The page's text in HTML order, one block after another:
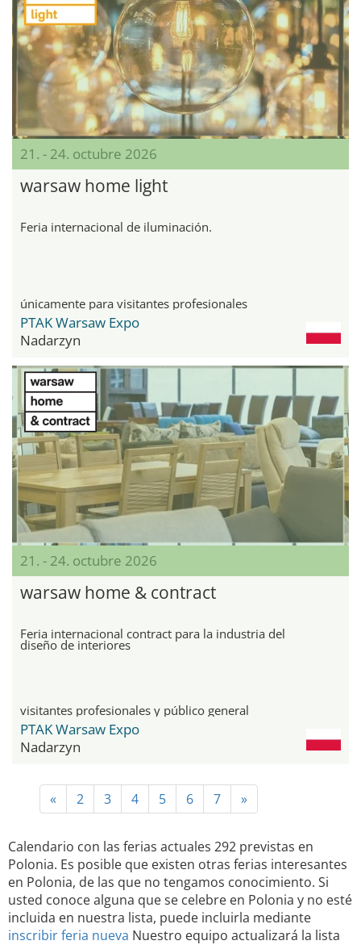
21. - 24. octubre 2026
warsaw home light
Feria internacional de iluminación.
únicamente para visitantes profesionales
PTAK Warsaw Expo
Nadarzyn
21. - 24. octubre 2026
warsaw home & contract
Feria internacional contract para la industria del
diseño de interiores
visitantes profesionales y público general
PTAK Warsaw Expo
Nadarzyn
« 2 3 4 5 6 7 »
Calendario con las ferias actuales 292 previstas en
Polonia. Es posible que existen otras ferias interesantes
en Polonia, de las que no tengamos conocimiento. Si
usted conoce alguna que se celebre en Polonia y no esté
incluida en nuestra lista, puede incluirla mediante
inscribir feria nueva Nuestro equipo actualizará la lista